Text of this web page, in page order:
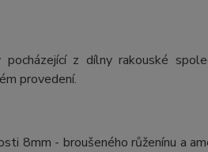
z dílny rakouské
provedení.
8mm - broušeného růženínu a